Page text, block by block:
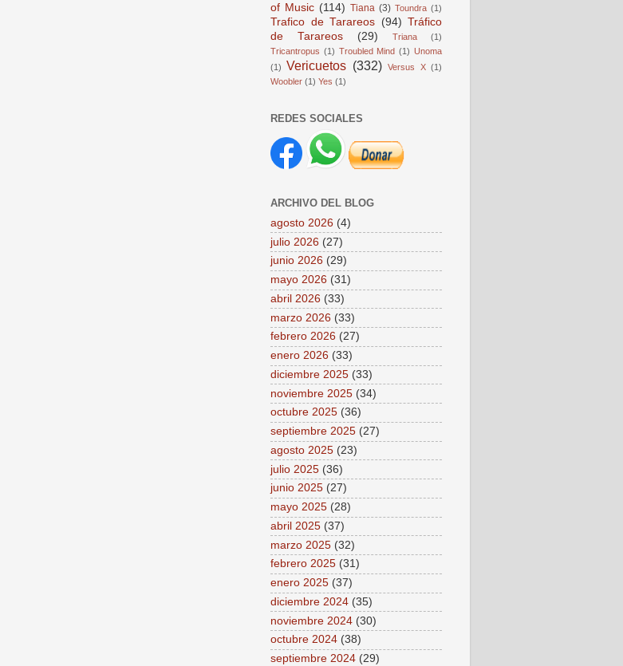
of Music (114) Tiana (3) Toundra (1)
Trafico de Tarareos (94) Tráfico
de Tarareos
(29) Triana
(1)
Tricantropus (1) Troubled Mind (1) Unoma
(1)
Vericuetos (332) Versus X (1)
Woobler (1) Yes (1)
REDES SOCIALES
ARCHIVO DEL BLOG
agosto 2026 (4)
julio 2026 (27)
junio 2026 (29)
mayo 2026 (31)
abril 2026 (33)
marzo 2026 (33)
febrero 2026 (27)
enero 2026 (33)
diciembre 2025 (33)
noviembre 2025 (34)
octubre 2025 (36)
septiembre 2025 (27)
agosto 2025 (23)
julio 2025 (36)
junio 2025 (27)
mayo 2025 (28)
abril 2025 (37)
marzo 2025 (32)
febrero 2025 (31)
enero 2025 (37)
diciembre 2024 (35)
noviembre 2024 (30)
octubre 2024 (38)
septiembre 2024 (29)